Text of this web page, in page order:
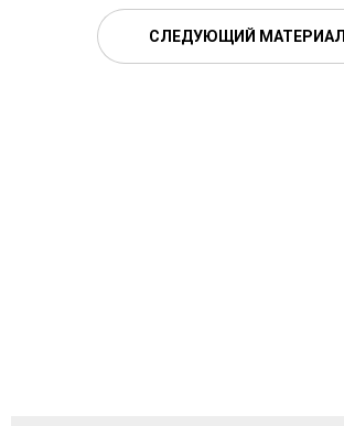
СЛЕДУЮЩИЙ МАТЕРИАЛ